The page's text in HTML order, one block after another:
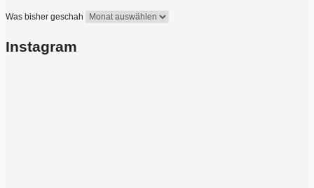
Was bisher geschah
Instagram